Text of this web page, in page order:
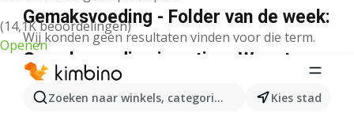
(14,1K beoordelingen)
Openen
Zoeken naar winkels, categorieën, producten...
Kies stad
Gemaksvoeding - Folder van de week:
Wij konden geen resultaten vinden voor die term.
Gemaksvoeding in actie – Waar te
koop?